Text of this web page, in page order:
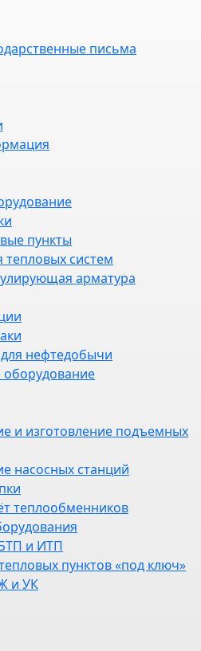
письма
пункты
тепловых систем
арматура
нефтедобычи
оборудование
и изготовление подъемных
насосных станций
теплообменников
и ИТП
пунктов «под ключ»
и УК